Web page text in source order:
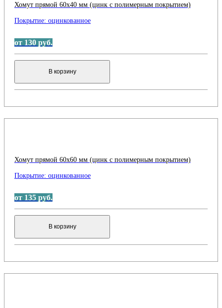
Хомут прямой 60x40 мм (цинк с полимерным покрытием)
Покрытие: оцинкованное
от 130 руб.
В корзину
Хомут прямой 60x60 мм (цинк с полимерным покрытием)
Покрытие: оцинкованное
от 135 руб.
В корзину